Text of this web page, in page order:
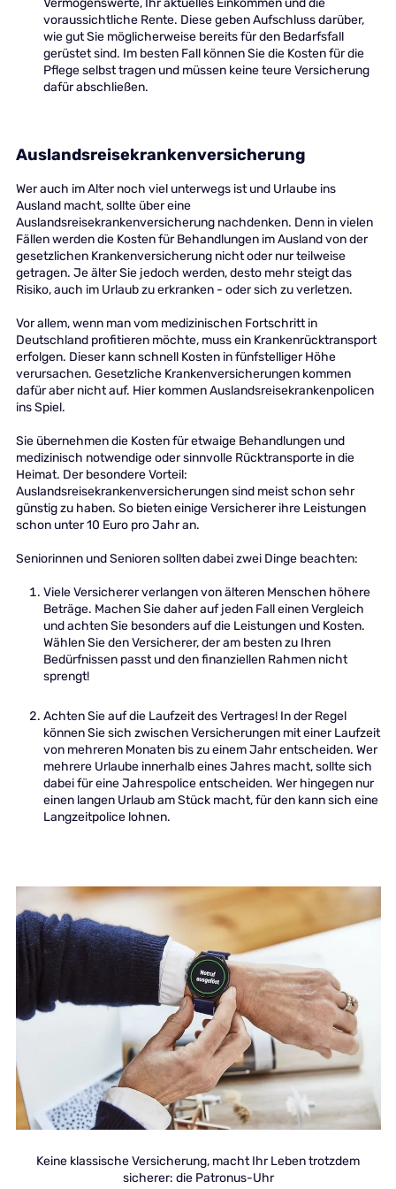
Vermögenswerte, Ihr aktuelles Einkommen und die
voraussichtliche Rente. Diese geben Aufschluss darüber,
wie gut Sie möglicherweise bereits für den Bedarfsfall
gerüstet sind. Im besten Fall können Sie die Kosten für die
Pflege selbst tragen und müssen keine teure Versicherung
dafür abschließen.
Auslandsreisekrankenversicherung
Wer auch im Alter noch viel unterwegs ist und Urlaube ins
Ausland macht, sollte über eine
Auslandsreisekrankenversicherung nachdenken. Denn in vielen
Fällen werden die Kosten für Behandlungen im Ausland von der
gesetzlichen Krankenversicherung nicht oder nur teilweise
getragen. Je älter Sie jedoch werden, desto mehr steigt das
Risiko, auch im Urlaub zu erkranken - oder sich zu verletzen.
Vor allem, wenn man vom medizinischen Fortschritt in
Deutschland profitieren möchte, muss ein Krankenrücktransport
erfolgen. Dieser kann schnell Kosten in fünfstelliger Höhe
verursachen. Gesetzliche Krankenversicherungen kommen
dafür aber nicht auf. Hier kommen Auslandsreisekrankenpolicen
ins Spiel.
Sie übernehmen die Kosten für etwaige Behandlungen und
medizinisch notwendige oder sinnvolle Rücktransporte in die
Heimat. Der besondere Vorteil:
Auslandsreisekrankenversicherungen sind meist schon sehr
günstig zu haben. So bieten einige Versicherer ihre Leistungen
schon unter 10 Euro pro Jahr an.
Seniorinnen und Senioren sollten dabei zwei Dinge beachten:
Viele Versicherer verlangen von älteren Menschen höhere
Beträge. Machen Sie daher auf jeden Fall einen Vergleich
und achten Sie besonders auf die Leistungen und Kosten.
Wählen Sie den Versicherer, der am besten zu Ihren
Bedürfnissen passt und den finanziellen Rahmen nicht
sprengt!
Achten Sie auf die Laufzeit des Vertrages! In der Regel
können Sie sich zwischen Versicherungen mit einer Laufzeit
von mehreren Monaten bis zu einem Jahr entscheiden. Wer
mehrere Urlaube innerhalb eines Jahres macht, sollte sich
dabei für eine Jahrespolice entscheiden. Wer hingegen nur
einen langen Urlaub am Stück macht, für den kann sich eine
Langzeitpolice lohnen.
Keine klassische Versicherung, macht Ihr Leben trotzdem
sicherer: die Patronus-Uhr